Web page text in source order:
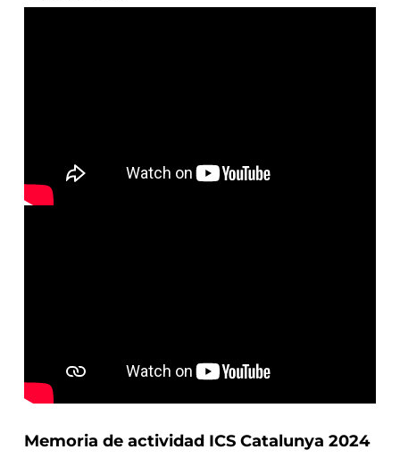
Memoria de actividad ICS Catalunya 2024